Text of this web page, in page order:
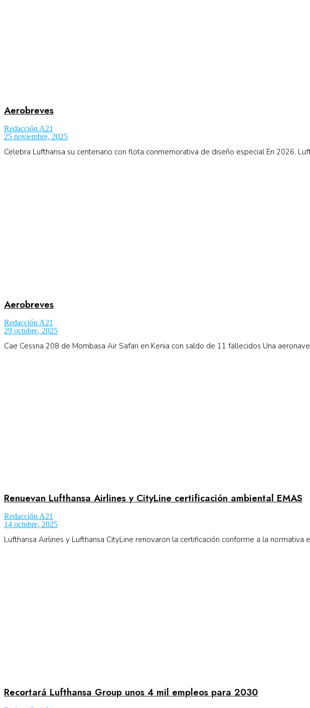
Aerobreves
Redacción A21
25 noviembre, 2025
Celebra Lufthansa su centenario con flota conmemorativa de diseño especial En 2026,
Aerobreves
Redacción A21
29 octubre, 2025
Cae Cessna 208 de Mombasa Air Safari en Kenia con saldo de 11 fallecidos Una
Renuevan Lufthansa Airlines y CityLine certificación ambiental EMAS
Redacción A21
14 octubre, 2025
Lufthansa Airlines y Lufthansa CityLine renovaron la certificación conforme a la normativa
Recortará Lufthansa Group unos 4 mil empleos para 2030